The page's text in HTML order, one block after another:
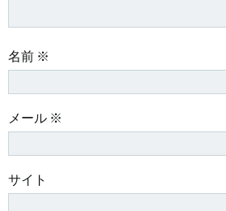
名前 ※
メール ※
サイト